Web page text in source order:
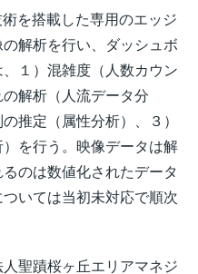
を搭載した専用のエッジ
解析を行い、ダッシュボ
１）混雑度（人数カウン
解析（人流データ分
推定（属性分析）、３）
を行う。映像データは解
のは数値化されたデータ
いては当初未対応で順次
聖蹟桜ヶ丘エリアマネジ